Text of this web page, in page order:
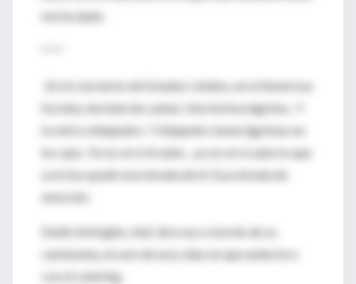
me ha dado.
-En el concierto de Estados Unidos, en el Americas
Society, terminé de cantar Una furtiva lágrima . Y
lo miré a Alejandro. Y Alejandro tenía lágrimas en
los ojos. Yo no sé si él sabe... yo no sé si sabe lo que
a mí me ayudó esa mirada de él. Esa mirada de
emoción.
Duilio Smiriglia, chef, dice eso a bordo de su
camioneta, en uno de esos días en que anda loco
con el catering.